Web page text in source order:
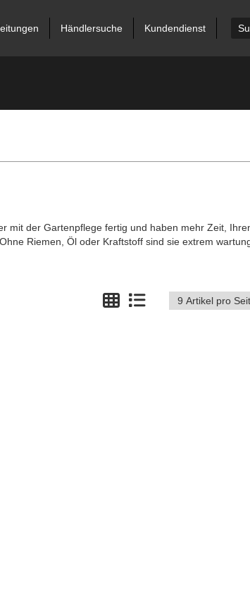
Händlersuche Kundendienst
mit der Gartenpflege fertig und haben mehr Zeit,
Riemen, Öl oder Kraftstoff sind sie extrem